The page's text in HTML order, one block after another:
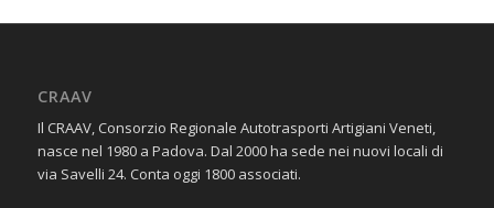
CRAAV
Il CRAAV, Consorzio Regionale Autotrasporti Artigiani Veneti,
nasce nel 1980 a Padova. Dal 2000 ha sede nei nuovi locali di
via Savelli 24. Conta oggi 1800 associati.